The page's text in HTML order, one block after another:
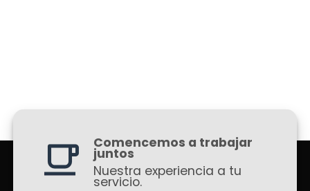
Comencemos a trabajar
juntos
Nuestra experiencia a tu
servicio.